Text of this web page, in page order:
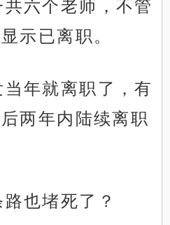
六个老师，不管
示已离职。
年就离职了，有
两年内陆续离职
也堵死了？